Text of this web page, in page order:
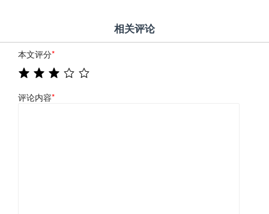
相关评论
本文评分*
评论内容*